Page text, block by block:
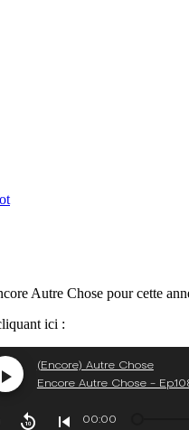
Autre Chose pour cette
ici :